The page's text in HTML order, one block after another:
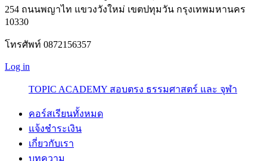
254 ถนนพญาไท แขวงวังใหม่ เขตปทุมวัน กรุงเทพมหานคร
10330
โทรศัพท์ 0872156357
Log in
TOPIC ACADEMY สอบตรง ธรรมศาสตร์ และ จุฬา
คอร์สเรียนทั้งหมด
แจ้งชำระเงิน
เกี่ยวกับเรา
บทความ